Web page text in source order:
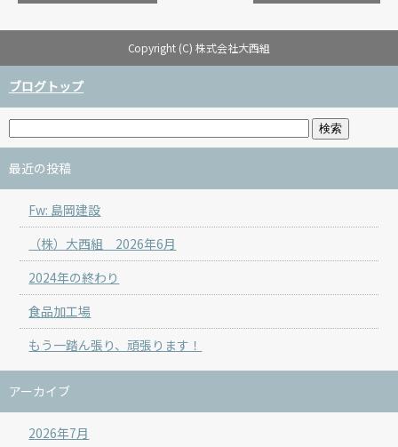
Copyright (C) 株式会社大西組
ブログトップ
最近の投稿
Fw: 島岡建設
（株）大西組 2026年6月
2024年の終わり
食品加工場
もう一踏ん張り、頑張ります！
アーカイブ
2026年7月